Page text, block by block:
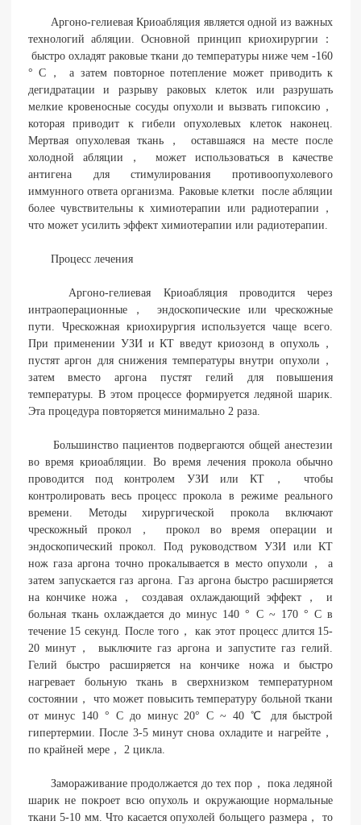
Аргоно-гелиевая Криоабляция является одной из важных
технологий абляции. Основной принцип криохирургии：
быстро охладят раковые ткани до температуры ниже чем -160
° C， а затем повторное потепление может приводить к
дегидратации и разрыву раковых клеток или разрушать
мелкие кровеносные сосуды опухоли и вызвать гипоксию，
которая приводит к гибели опухолевых клеток наконец.
Мертвая опухолевая ткань， оставшаяся на месте после
холодной абляции， может использоваться в качестве
антигена для стимулирования противоопухолевого
иммунного ответа организма. Раковые клетки после абляции
более чувствительны к химиотерапии или радиотерапии，
что может усилить эффект химиотерапии или радиотерапии.
Процесс лечения
Аргоно-гелиевая Криоабляция проводится через
интраоперационные， эндоскопические или чрескожные
пути. Чрескожная криохирургия используется чаще всего.
При применении УЗИ и КТ введут криозонд в опухоль，
пустят аргон для снижения температуры внутри опухоли，
затем вместо аргона пустят гелий для повышения
температуры. В этом процессе формируется ледяной шарик.
Эта процедура повторяется минимально 2 раза.
Большинство пациентов подвергаются общей анестезии
во время криоабляции. Во время лечения прокола обычно
проводится под контролем УЗИ или КТ， чтобы
контролировать весь процесс прокола в режиме реального
времени. Методы хирургической прокола включают
чрескожный прокол， прокол во время операции и
эндоскопический прокол. Под руководством УЗИ или КТ
нож газа аргона точно прокалывается в место опухоли， а
затем запускается газ аргона. Газ аргона быстро расширяется
на кончике ножа， создавая охлаждающий эффект， и
больная ткань охлаждается до минус 140 ° C ~ 170 ° C в
течение 15 секунд. После того， как этот процесс длится 15-
20 минут， выключите газ аргона и запустите газ гелий.
Гелий быстро расширяется на кончике ножа и быстро
нагревает больную ткань в сверхнизком температурном
состоянии， что может повысить температуру больной ткани
от минус 140 ° С до минус 20° С ~ 40 ℃ для быстрой
гипертермии. После 3-5 минут снова охладите и нагрейте，
по крайней мере， 2 цикла.
Замораживание продолжается до тех пор， пока ледяной
шарик не покроет всю опухоль и окружающие нормальные
ткани 5-10 мм. Что касается опухолей больщего размера， то